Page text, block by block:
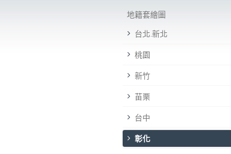
地籍套繪圖
台北.新北
桃園
新竹
苗栗
台中
彰化